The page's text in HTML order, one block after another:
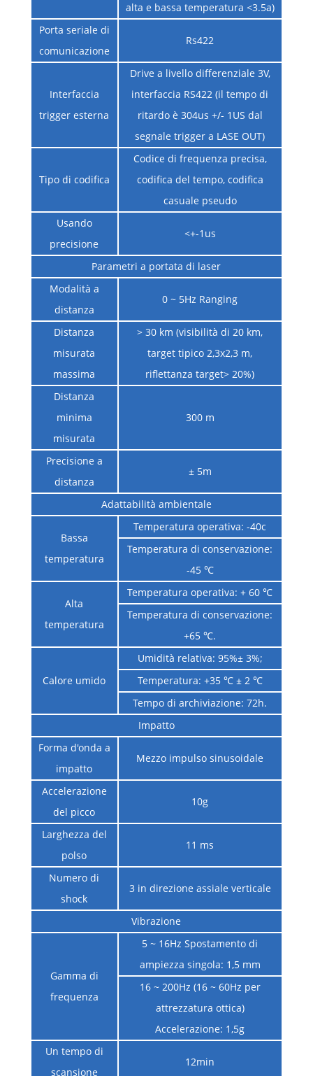
alta e bassa temperatura <3.5a)
Porta seriale di
comunicazione
Rs422
Interfaccia
trigger esterna
Drive a livello differenziale 3V,
interfaccia RS422 (il tempo di
ritardo è 304us +/- 1US dal
segnale trigger a LASE OUT)
Tipo di codifica
Codice di frequenza precisa,
codifica del tempo, codifica
casuale pseudo
Usando
precisione
<+-1us
Parametri a portata di laser
Modalità a
distanza
0 ~ 5Hz Ranging
Distanza
misurata
massima
> 30 km (visibilità di 20 km,
target tipico 2,3x2,3 m,
riflettanza target> 20%)
Distanza
minima
misurata
300 m
Precisione a
distanza
± 5m
Adattabilità ambientale
Bassa
temperatura
Temperatura operativa: -40c
Temperatura di conservazione:
-45 ℃
Alta
temperatura
Temperatura operativa: + 60 ℃
Temperatura di conservazione:
+65 ℃.
Calore umido
Umidità relativa: 95%± 3%;
Temperatura: +35 ℃ ± 2 ℃
Tempo di archiviazione: 72h.
Impatto
Forma d'onda a
impatto
Mezzo impulso sinusoidale
Accelerazione
del picco
10g
Larghezza del
polso
11 ms
Numero di
shock
3 in direzione assiale verticale
Vibrazione
Gamma di
frequenza
5 ~ 16Hz Spostamento di
ampiezza singola: 1,5 mm
16 ~ 200Hz (16 ~ 60Hz per
attrezzatura ottica)
Accelerazione: 1,5g
Un tempo di
scansione
12min